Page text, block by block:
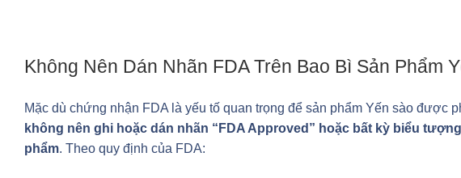
Không Nên Dán Nhãn FDA Trên Bao Bì Sản Phẩm
Mặc dù chứng nhận FDA là yếu tố quan trọng để sản phẩm Yến sào được
không nên ghi hoặc dán nhãn “FDA Approved” hoặc bất kỳ biểu
phẩm. Theo quy định của FDA: